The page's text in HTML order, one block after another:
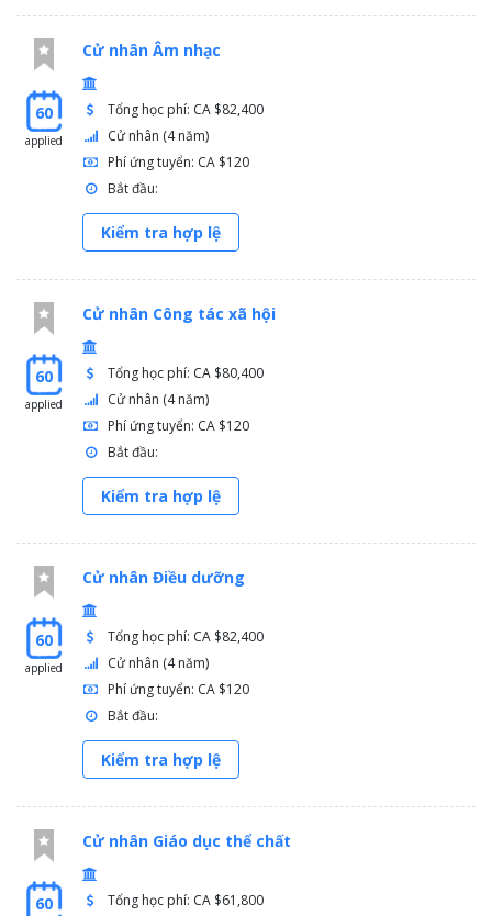
60
applied
Cử nhân Âm nhạc
Tổng học phí: CA $82,400
Cử nhân (4 năm)
Phí ứng tuyển: CA $120
Bắt đầu:
Kiểm tra hợp lệ
60
applied
Cử nhân Công tác xã hội
Tổng học phí: CA $80,400
Cử nhân (4 năm)
Phí ứng tuyển: CA $120
Bắt đầu:
Kiểm tra hợp lệ
60
applied
Cử nhân Điều dưỡng
Tổng học phí: CA $82,400
Cử nhân (4 năm)
Phí ứng tuyển: CA $120
Bắt đầu:
Kiểm tra hợp lệ
60
Cử nhân Giáo dục thể chất
Tổng học phí: CA $61,800